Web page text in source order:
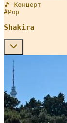
🎵 Концерт
#Pop
Shakira